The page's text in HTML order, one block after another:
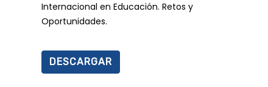
Internacional en Educación. Retos y
Oportunidades.
DESCARGAR